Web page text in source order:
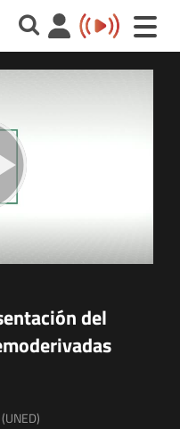
Toggle
del
(UNED)